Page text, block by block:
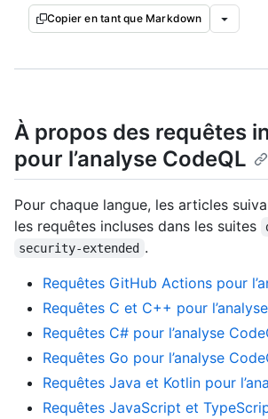
Copier en tant que Markdown
À propos des requêtes
pour l’analyse CodeQL
Pour chaque langue, les articles
les requêtes incluses dans les suites
security-extended .
Requêtes GitHub Actions pour
Requêtes C et C++ pour
Requêtes C# pour l’analyse
Requêtes Go pour l’analyse
Requêtes Java et Kotlin pour
Requêtes JavaScript et